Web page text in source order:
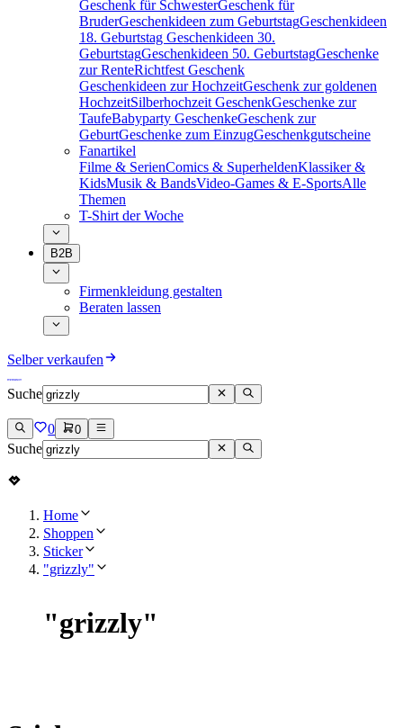
Geschenk für SchwesterGeschenk für
BruderGeschenkideen zum GeburtstagGeschenkideen
18. Geburtstag Geschenkideen 30.
GeburtstagGeschenkideen 50. GeburtstagGeschenke
zur RenteRichtfest Geschenk
Geschenkideen zur HochzeitGeschenk zur goldenen
HochzeitSilberhochzeit GeschenkGeschenke zur
TaufeBabyparty GeschenkeGeschenk zur
GeburtGeschenke zum EinzugGeschenkgutscheine
Fanartikel
Filme & SerienComics & SuperheldenKlassiker &
KidsMusik & BandsVideo-Games & E-SportsAlle
Themen
T-Shirt der Woche
B2B
Firmenkleidung gestalten
Beraten lassen
Selber verkaufen
Suche
0 0
Suche
Home
Shoppen
Sticker
"grizzly"
"grizzly"